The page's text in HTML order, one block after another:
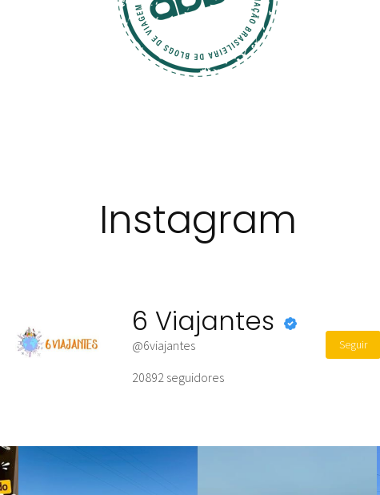
Instagram
6 Viajantes
@6viajantes
20892 seguidores
Seguir